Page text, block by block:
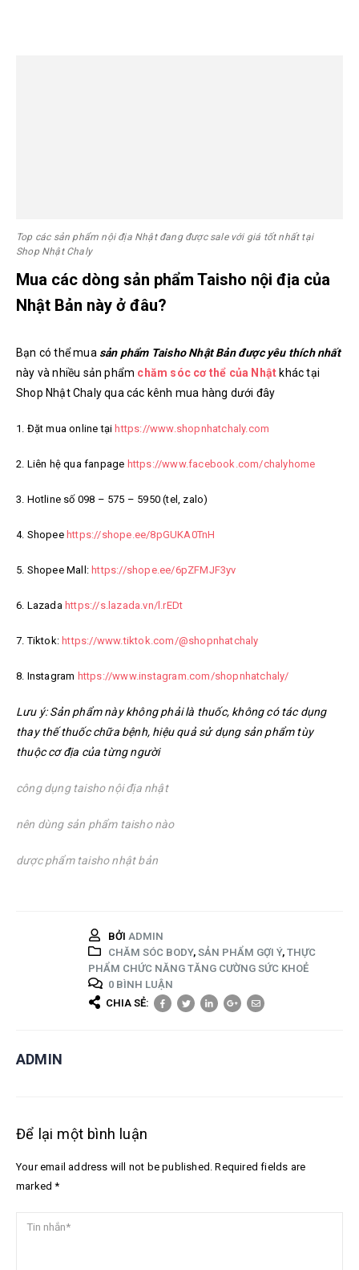
Top các sản phẩm nội địa Nhật đang được sale với giá tốt nhất tại
Shop Nhật Chaly
Mua các dòng sản phẩm Taisho nội địa của
Nhật Bản này ở đâu?
Bạn có thể muasản phẩm Taisho Nhật Bản được yêu thích nhất
này và nhiều sản phẩm chăm sóc cơ thể của Nhật khác tại
Shop Nhật Chaly qua các kênh mua hàng dưới đây
1. Đặt mua online tại https://www.shopnhatchaly.com
2. Liên hệ qua fanpage https://www.facebook.com/chalyhome
3. Hotline số 098 – 575 – 5950 (tel, zalo)
4. Shopee https://shope.ee/8pGUKA0TnH
5. Shopee Mall: https://shope.ee/6pZFMJF3yv
6. Lazada https://s.lazada.vn/l.rEDt
7. Tiktok: https://www.tiktok.com/@shopnhatchaly
8. Instagram https://www.instagram.com/shopnhatchaly/
Lưu ý: Sản phẩm này không phải là thuốc, không có tác dụng
thay thế thuốc chữa bệnh, hiệu quả sử dụng sản phẩm tùy
thuộc cơ địa của từng người
công dụng taisho nội địa nhật
nên dùng sản phẩm taisho nào
dược phẩm taisho nhật bản
BỞI ADMIN
CHĂM SÓC BODY, SẢN PHẨM GỢI Ý, THỰC
PHẨM CHỨC NĂNG TĂNG CƯỜNG SỨC KHOẺ
0 BÌNH LUẬN
CHIA SẺ:
ADMIN
Để lại một bình luận
Your email address will not be published. Required fields are
marked *